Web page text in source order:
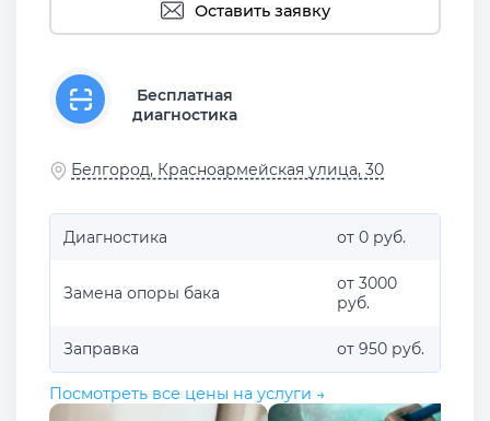
Оставить заявку
Бесплатная
диагностика
Белгород, Красноармейская улица, 30
Диагностика от 0 руб.
Замена опоры бака
от 3000
руб.
Заправка от 950 руб.
Посмотреть все цены на услуги →